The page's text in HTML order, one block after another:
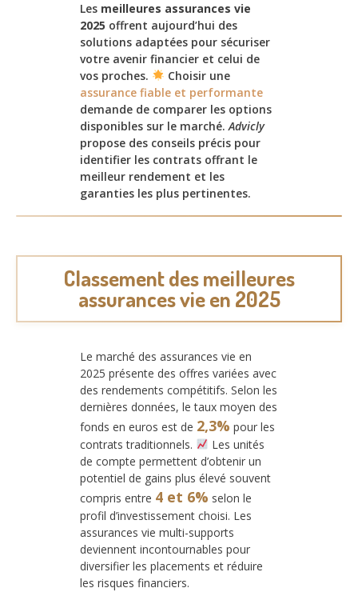
Les meilleures assurances vie
2025 offrent aujourd’hui des
solutions adaptées pour sécuriser
votre avenir financier et celui de
vos proches.
Choisir une
assurance fiable et performante
demande de comparer les options
disponibles sur le marché.Advicly
propose des conseils précis pour
identifier les contrats offrant le
meilleur rendement et les
garanties les plus pertinentes.
Classement des meilleures
assurances vie en 2025
Le marché des assurances vie en
2025 présente des offres variées avec
des rendements compétitifs. Selon les
dernières données, le taux moyen des
fonds en euros est de 2,3% pour les
contrats traditionnels.
Les unités
de compte permettent d’obtenir un
potentiel de gains plus élevé souvent
compris entre 4 et 6% selon le
profil d’investissement choisi. Les
assurances vie multi-supports
deviennent incontournables pour
diversifier les placements et réduire
les risques financiers.